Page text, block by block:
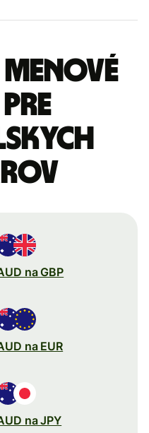
na GBP
na EUR
na JPY